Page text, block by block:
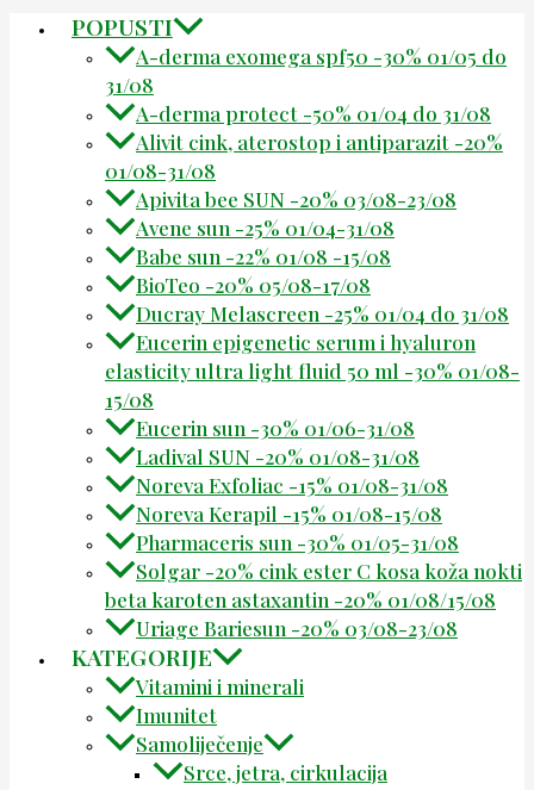
POPUSTI
A-derma exomega spf50 -30% 01/05 do
31/08
A-derma protect -50% 01/04 do 31/08
Alivit cink, aterostop i antiparazit -20%
01/08-31/08
Apivita bee SUN -20% 03/08-23/08
Avene sun -25% 01/04-31/08
Babe sun -22% 01/08 -15/08
BioTeo -20% 05/08-17/08
Ducray Melascreen -25% 01/04 do 31/08
Eucerin epigenetic serum i hyaluron
elasticity ultra light fluid 50 ml -30% 01/08-
15/08
Eucerin sun -30% 01/06-31/08
Ladival SUN -20% 01/08-31/08
Noreva Exfoliac -15% 01/08-31/08
Noreva Kerapil -15% 01/08-15/08
Pharmaceris sun -30% 01/05-31/08
Solgar -20% cink ester C kosa koža nokti
beta karoten astaxantin -20% 01/08/15/08
Uriage Bariesun -20% 03/08-23/08
KATEGORIJE
Vitamini i minerali
Imunitet
Samoliječenje
Srce, jetra, cirkulacija